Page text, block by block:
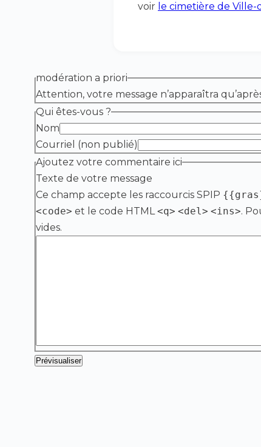
voir le cimetière de Ville-
modération a priori
Attention, votre message n’apparaîtra
Qui êtes-vous ?
Nom
Courriel (non publié)
Ajoutez votre commentaire ici
Texte de votre message
Ce champ accepte les raccourcis SPIP
<code> et le code HTML<q> <del> <ins>.
vides.